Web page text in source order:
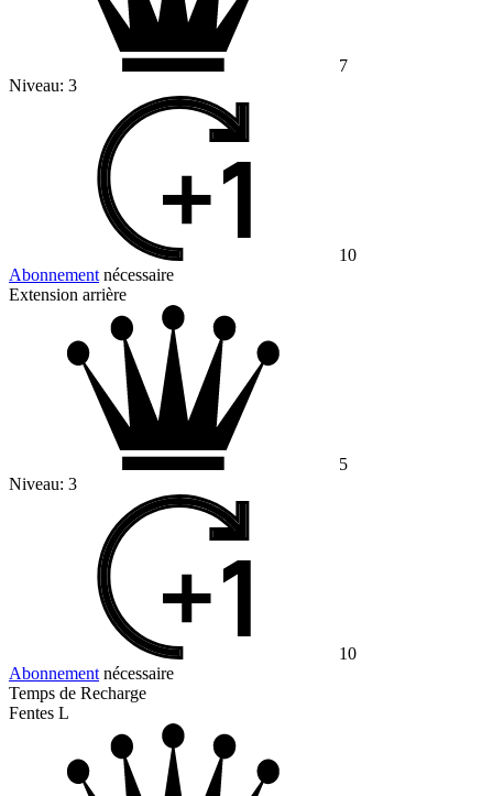
7
Niveau: 3
10
Abonnement nécessaire
Extension arrière
5
Niveau: 3
10
Abonnement nécessaire
Temps de Recharge
Fentes L